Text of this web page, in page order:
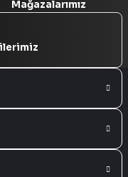
Mağazalarımız